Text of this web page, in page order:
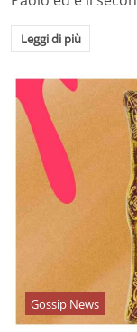
Leggi di più
Gossip News